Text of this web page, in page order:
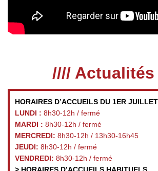
//// Actualités
HORAIRES D’ACCUEILS DU 1ER
LUNDI : 8h30-12h / fermé
MARDI : 8h30-12h / fermé
MERCREDI: 8h30-12h / 13h30-16h45
JEUDI: 8h30-12h / fermé
VENDREDI: 8h30-12h / fermé